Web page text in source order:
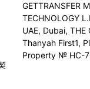
GETTRANSFER
TECHNOLOGY
UAE, Dubai, THE
Thanyah First1,
Property № HC-